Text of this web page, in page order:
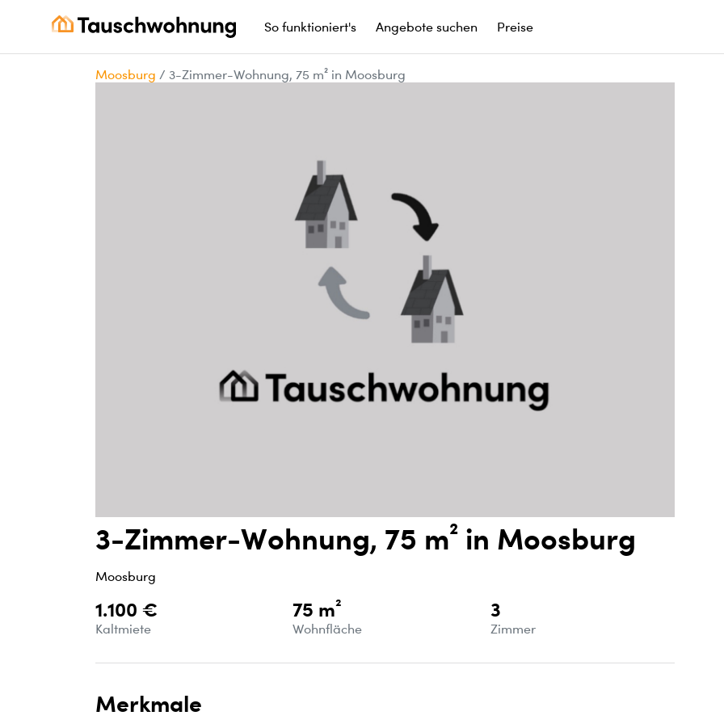
So funktioniert's Angebote suchen Preise
Moosburg / 3-Zimmer-Wohnung, 75 m² in Moosburg
3-Zimmer-Wohnung, 75 m² in Moosburg
Moosburg
1.100 €
Kaltmiete
75 m²
Wohnfläche
3
Zimmer
Merkmale